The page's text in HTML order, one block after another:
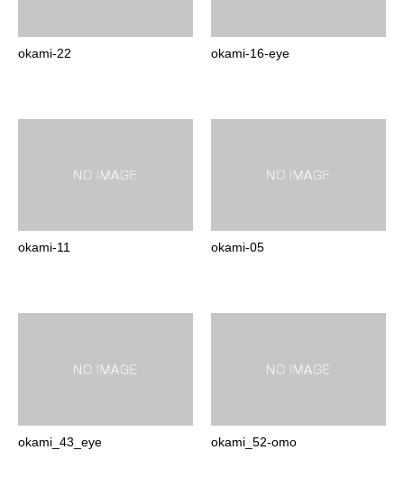
okami-22 okami-16-eye
okami-11 okami-05
okami_43_eye okami_52-omo